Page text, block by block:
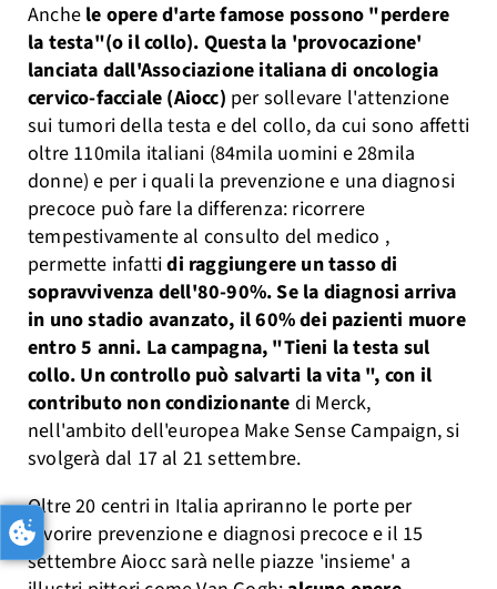
Anche le opere d'arte famose possono "perdere
la testa"(o il collo). Questa la 'provocazione'
lanciata dall'Associazione italiana di oncologia
cervico-facciale (Aiocc) per sollevare l'attenzione
sui tumori della testa e del collo, da cui sono affetti
oltre 110mila italiani (84mila uomini e 28mila
donne) e per i quali la prevenzione e una diagnosi
precoce può fare la differenza: ricorrere
tempestivamente al consulto del medico ,
permette infattidi raggiungere un tasso di
sopravvivenza dell'80-90%. Se la diagnosi arriva
in uno stadio avanzato, il 60% dei pazienti muore
entro 5 anni. La campagna, "Tieni la testa sul
collo. Un controllo può salvarti la vita ", con il
contributo non condizionante di Merck,
nell'ambito dell'europea Make Sense Campaign, si
svolgerà dal 17 al 21 settembre.
Oltre 20 centri in Italia apriranno le porte per
favorire prevenzione e diagnosi precoce e il 15
settembre Aiocc sarà nelle piazze 'insieme' a